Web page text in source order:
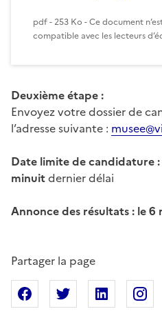
pdf - 253 Ko - Ce document
compatible avec les lecteurs
Deuxième étape :
Envoyez votre dossier de
l’adresse suivante :
Date limite de candidature :
minuitdernier délai
Annonce des résultats : le 6
Partager la page
Partager sur Facebook
Partager sur X